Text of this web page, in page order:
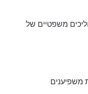
משפטיים של
משפיענים